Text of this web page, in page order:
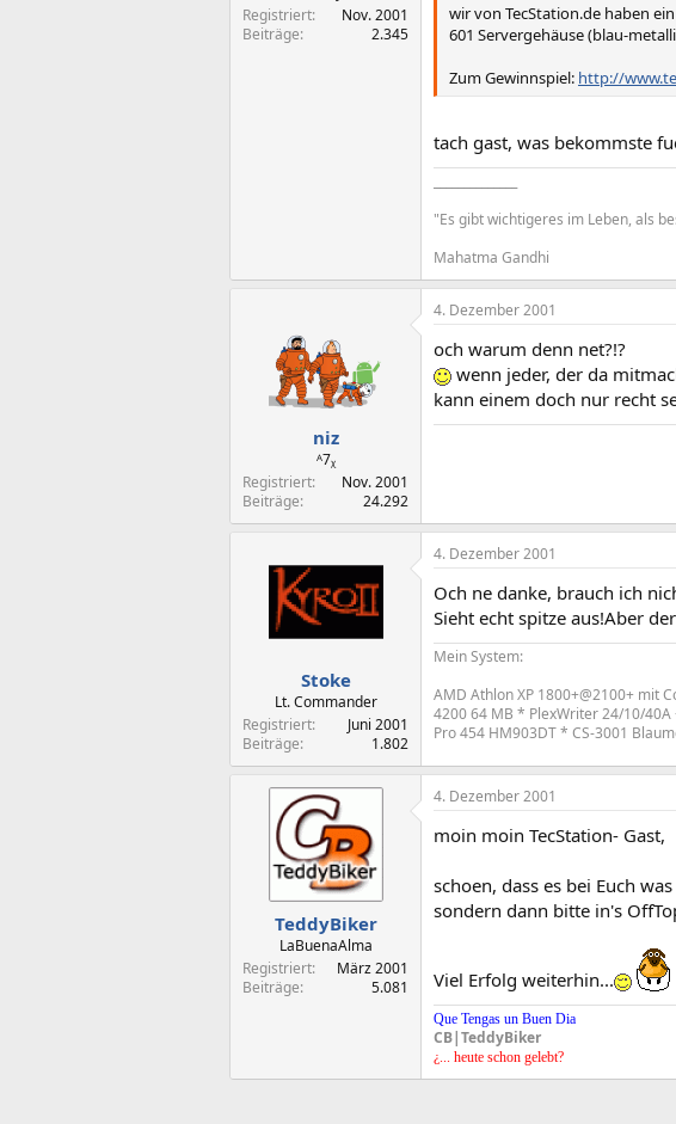
Registriert
Nov. 2001
Beiträge
2.345
wir von TecStation.de haben
601 Servergehäuse (blau-
Zum Gewinnspiel: http://
tach gast, was bekommste
"Es gibt wichtigeres im Leben, als
Mahatma Gandhi
niz
ᴬ7ᵪ
Registriert
Nov. 2001
Beiträge
24.292
4. Dezember 2001
och warum denn net?!?
wenn jeder, der da
kann einem doch nur recht
Stoke
Lt. Commander
Registriert
Juni 2001
Beiträge
1.802
4. Dezember 2001
Och ne danke, brauch ich
Sieht echt spitze aus!Aber
Mein System:
AMD Athlon XP 1800+@2100+ mit
4200 64 MB * PlexWriter 24/10/40A
Pro 454 HM903DT * CS-3001
TeddyBiker
LaBuenaAlma
Registriert
März 2001
Beiträge
5.081
4. Dezember 2001
moin moin TecStation- Gast,
schoen, dass es bei Euch
sondern dann bitte in's
Viel Erfolg weiterhin...
Que Tengas un Buen Dia
CB|TeddyBiker
¿... heute schon gelebt?